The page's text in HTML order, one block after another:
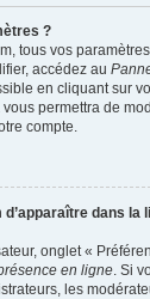
?
tous vos
accédez au
en cliquant sur
permettra de
compte.
dans la
onglet «
en ligne. Si
les